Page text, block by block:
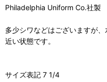
Philadelphia Uniform Co.社製
多少シワなどはございますが
近い状態です。
サイズ表記 7 1/4